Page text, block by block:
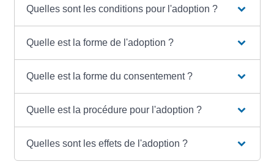
Quelles sont les conditions pour l'adoption ?
Quelle est la forme de l'adoption ?
Quelle est la forme du consentement ?
Quelle est la procédure pour l'adoption ?
Quelles sont les effets de l'adoption ?